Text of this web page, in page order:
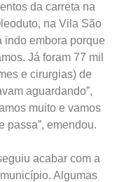
da carreta na
na Vila São
indo embora porque
Já foram 77 mil
e cirurgias) de
aguardando”,
muito e vamos
passa”, emendou.
acabar com a
Algumas